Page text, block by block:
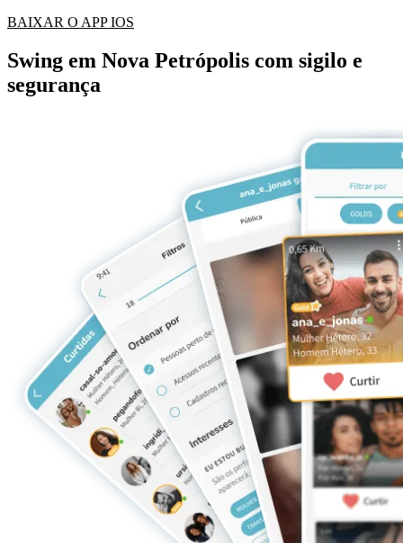
BAIXAR O APP IOS
Swing em Nova Petrópolis com sigilo e
segurança